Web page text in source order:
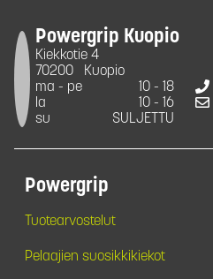
Powergrip Kuopio
Kiekkotie 4
70200
Kuopio
ma - pe
10 - 18
la
10 - 16
su
SULJETTU
Powergrip
Tuotearvostelut
Pelaajien suosikkikiekot